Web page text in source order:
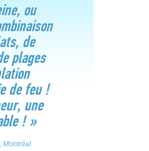
ou
de
plages
de feu !
une
! »
Montréal